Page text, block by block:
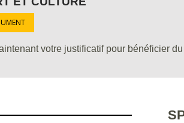
votre justificatif pour bénéficier